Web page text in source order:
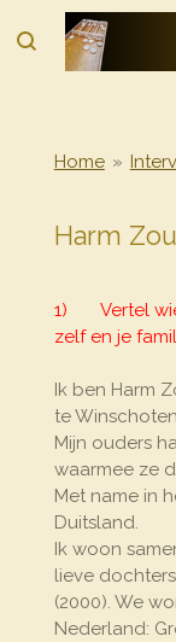
direct
Home »
Harm
1) Vertel wie
zelf en je
Ik ben Harm
te
Mijn ouders
waarmee ze
Met name in
Duitsland.
Ik woon
lieve
(2000). We
Nederland: